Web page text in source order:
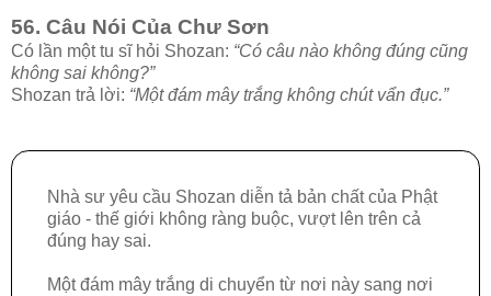
56. Câu Nói Của Chư Sơn
Có lần một tu sĩ hỏi Shozan: “Có câu nào không đúng cũng
không sai không?”
Shozan trả lời: “Một đám mây trắng không chút vẩn đục.”
Nhà sư yêu cầu Shozan diễn tả bản chất của Phật
giáo - thế giới không ràng buộc, vượt lên trên cả
đúng hay sai.
Một đám mây trắng di chuyển từ nơi này sang nơi